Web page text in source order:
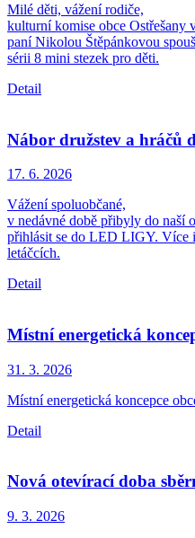
Milé děti, vážení rodiče,
kulturní komise obce Ostřešany
paní Nikolou Štěpánkovou
sérii 8 mini stezek pro děti.
Detail
Nábor družstev a hráčů
17. 6. 2026
Vážení spoluobčané,
v nedávné době přibyly do naší
přihlásit se do LED LIGY. Více
letáčcích.
Detail
Místní energetická
31. 3. 2026
Místní energetická koncepce
Detail
Nová otevírací doba
9. 3. 2026